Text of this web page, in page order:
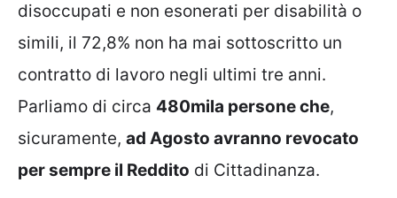
disoccupati e non esonerati per disabilità o
simili, il 72,8% non ha mai sottoscritto un
contratto di lavoro negli ultimi tre anni.
Parliamo di circa 480mila persone che,
sicuramente, ad Agosto avranno revocato
per sempre il Reddito di Cittadinanza.